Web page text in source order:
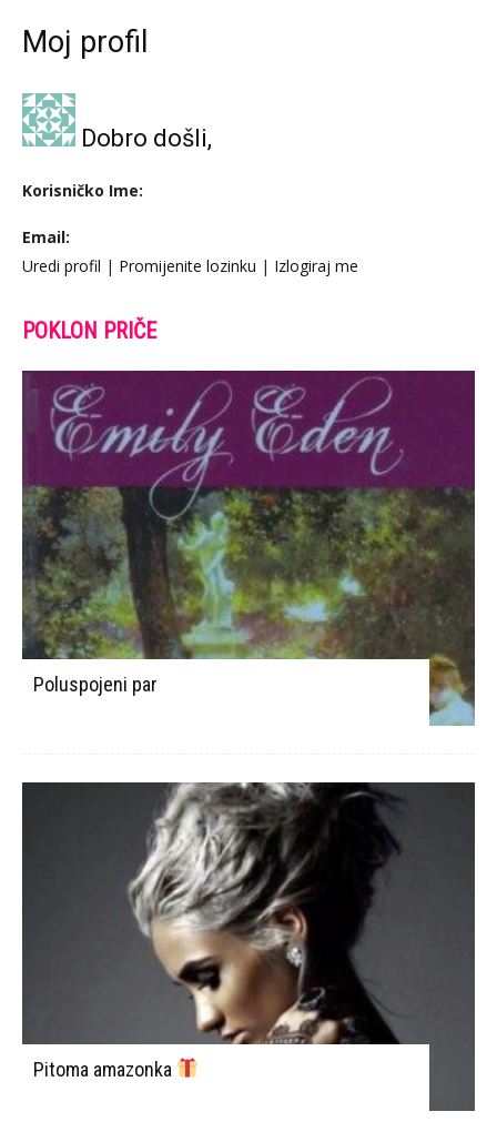
Moj profil
Dobro došli,
Korisničko Ime:
Email:
Uredi profil | Promijenite lozinku | Izlogiraj me
POKLON PRIČE
Poluspojeni par
Pitoma amazonka